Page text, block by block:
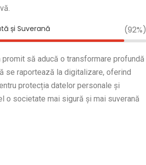
și Suverană (92%)
să aducă o transformare profundă
se raportează la digitalizare, oferind
protecția datelor personale și
o societate mai sigură și mai suverană